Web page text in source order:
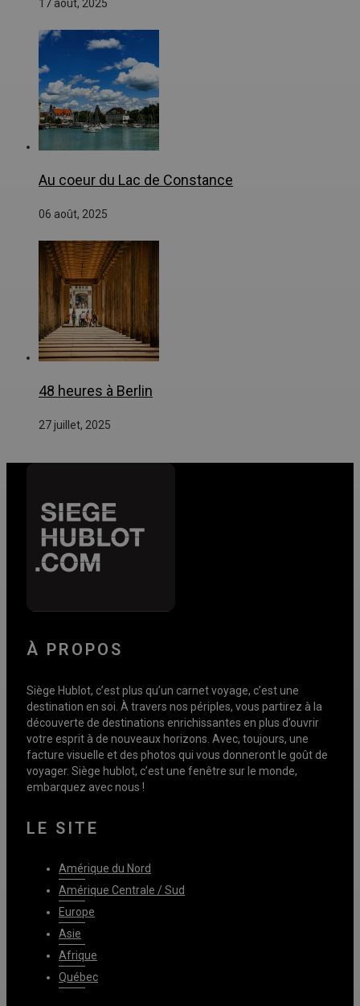
17 août, 2025
Au coeur du Lac de Constance
06 août, 2025
48 heures à Berlin
27 juillet, 2025
À PROPOS
Siège Hublot, c’est plus qu’un carnet voyage, c’est une
destination en soi. À travers nos périples, vous partirez à la
découverte de destinations enrichissantes en plus d’ouvrir
votre esprit à de nouveaux horizons. Avec, toujours, une
facture visuelle et des photos qui vous donneront le goût de
voyager. Siège hublot, c’est une fenêtre sur le monde,
embarquez avec nous !
LE SITE
Amérique du Nord
Amérique Centrale / Sud
Europe
Asie
Afrique
Québec